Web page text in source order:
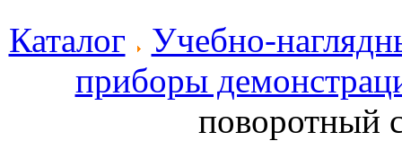
Каталог
Учебно-
приборы
поворотный